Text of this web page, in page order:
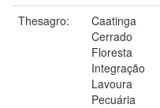
Thesagro:
Caatinga
Cerrado
Floresta
Integração
Lavoura
Pecuária